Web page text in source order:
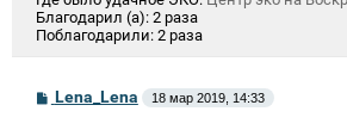
Благодарил (а): 2 раза
Поблагодарили: 2 раза
С
о
Lena_Lena 18 мар 2019, 14:33